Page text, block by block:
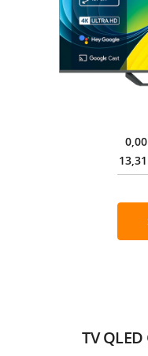
0,00
13,31
TV